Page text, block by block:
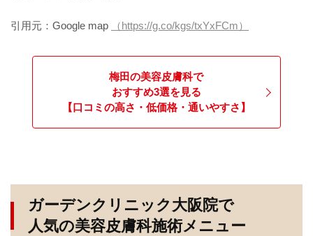
引用元：Google map （https://g.co/kgs/txYxFCm）
梅田の美容皮膚科で
おすすめ3選を見る
【口コミの高さ・低価格・通いやすさ】
ガーデンクリニック大阪院で
人気の美容皮膚科施術メニュー